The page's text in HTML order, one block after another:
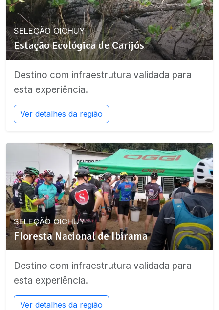
SELEÇÃO OICHUY
Estação Ecológica de Carijós
Destino com infraestrutura validada para
esta experiência.
Ver detalhes da região
SELEÇÃO OICHUY
Floresta Nacional de Ibirama
Destino com infraestrutura validada para
esta experiência.
Ver detalhes da região